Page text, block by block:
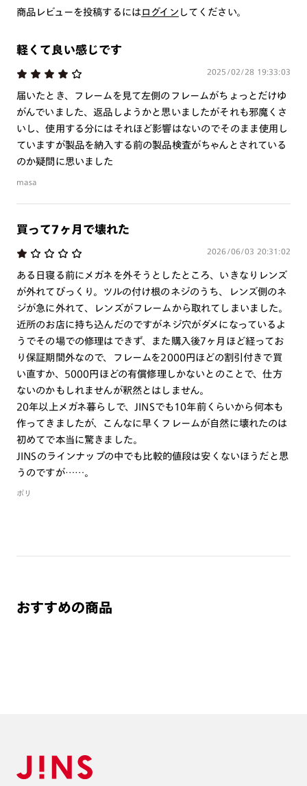
商品とレンズ交換券が届きましたらお近くのJINS店舗へご
作成日数をいただきます。
ご注文の手順は以下をご参照ください。
1. カート画面内「レンズ選択へ」ボタンより「度つきレン
ズまたは店舗でレンズ作成」を選択
2. 遠近レンズより「遠近両用」を選択のうえ、購入手続き
画面へ
3. 「度数がわからない方・店舗でレンズ作成」を選択
※フレームの天地幅は30mm以上推奨です。その他注意事項はレンズガイド
※JINS極上遠近レンズは追加料金22,000円（税込み）を頂戴いたします。
※単焦点レンズでレンズ交換券を選択の場合、店舗で遠近両用代5,500円
商品レビューを投稿するにはログイン してください。
軽くて良い感じです
2025/02/28 19:33:03
届いたとき、フレームを見て左側のフレームがちょっとだけゆ
がんでいました、返品しようかと思いましたがそれも邪魔くさ
いし、使用する分にはそれほど影響はないのでそのまま使用し
ていますが製品を納入する前の製品検査がちゃんとされている
のか疑問に思いました
masa
買って7ヶ月で壊れた
2026/06/03 20:31:02
ある日寝る前にメガネを外そうとしたところ、いきなりレンズ
が外れてびっくり。ツルの付け根のネジのうち、レンズ側のネ
ジが急に外れて、レンズがフレームから取れてしまいました。
近所のお店に持ち込んだのですがネジ穴がダメになっているよ
うでその場での修理はできず、また購入後7ヶ月ほど経ってお
り保証期間外なので、フレームを2000円ほどの割引付きで買
い直すか、5000円ほどの有償修理しかないとのことで、仕方
ないのかもしれませんが釈然とはしません。
20年以上メガネ暮らしで、JINSでも10年前くらいから何本も
作ってきましたが、こんなに早くフレームが自然に壊れたのは
初めてで本当に驚きました。
JINSのラインナップの中でも比較的値段は安くないほうだと思
うのですが……。
ポリ
おすすめの商品